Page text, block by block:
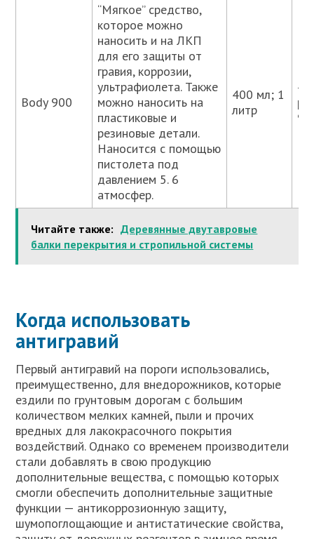
Body 900
“Мягкое” средство,
которое можно
наносить и на ЛКП
для его защиты от
гравия, коррозии,
ультрафиолета. Также
можно наносить на
пластиковые и
резиновые детали.
Наносится с помощью
пистолета под
давлением 5. 6
атмосфер.
400 мл; 1
литр
Читайте также: Деревянные двутавровые
балки перекрытия и стропильной системы
Когда использовать
антигравий
Первый антигравий на пороги использовались,
преимущественно, для внедорожников, которые
ездили по грунтовым дорогам с большим
количеством мелких камней, пыли и прочих
вредных для лакокрасочного покрытия
воздействий. Однако со временем производители
стали добавлять в свою продукцию
дополнительные вещества, с помощью которых
смогли обеспечить дополнительные защитные
функции — антикоррозионную защиту,
шумопоглощающие и антистатические свойства,